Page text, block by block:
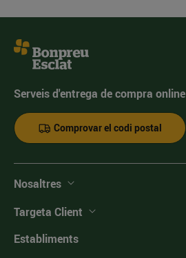
Serveis d'entrega de compra online
Comprovar el codi postal
Nosaltres
Targeta Client
Establiments